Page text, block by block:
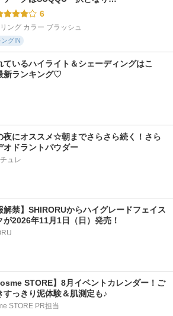
6
ング カラー ブラッシュ
グIN
ているハイライト＆シェーディングはこ
新ランキング♡
夜にオススメ☆朝までさらさら続く！さら
オドラントパウダー
ュレ
解禁】SHIRORUからハイグレードフェイス
が2026年11月1日（日）発売！
STORE】8月イベントカレンダー！ご
すっきり泥体験＆肌測定も♪
STORE PR担当